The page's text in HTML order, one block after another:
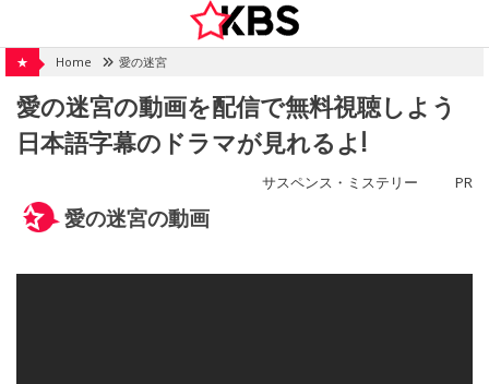
content
★ Home 愛の迷宮
愛の迷宮の動画を配信で無料視聴しよう
日本語字幕のドラマが見れるよ!
サスペンス・ミステリー PR
愛の迷宮の動画